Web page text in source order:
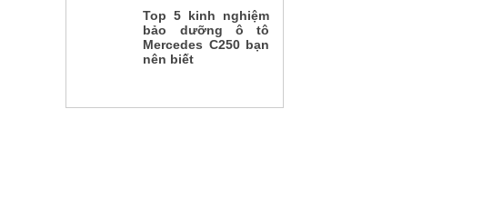
Top 5 kinh nghiệm
bảo dưỡng ô tô
Mercedes C250 bạn
nên biết